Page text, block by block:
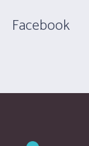
Facebook